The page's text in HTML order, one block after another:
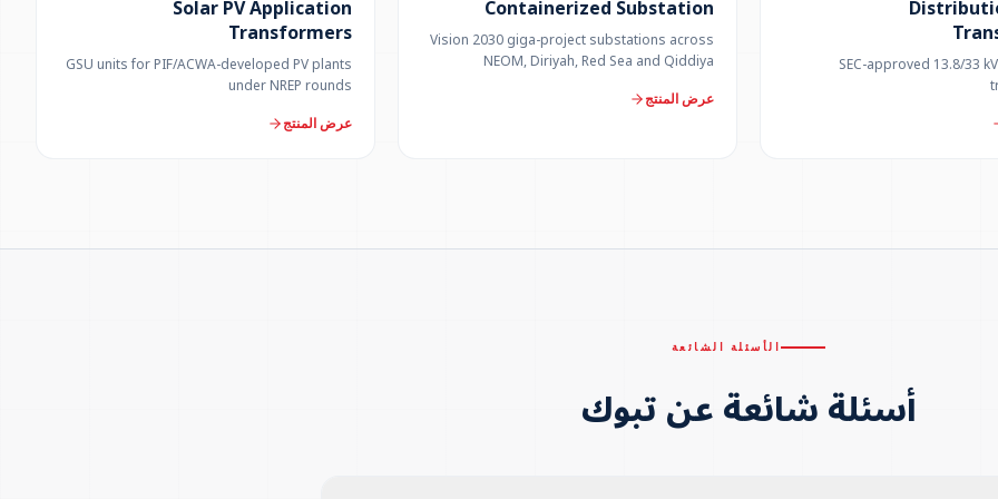
SEC-approved 13.8/33
Containerized Substation
Vision 2030 giga-project substations across
NEOM, Diriyah, Red Sea and Qiddiya
عرض المنتج
Solar PV Application
Transformers
GSU units for PIF/ACWA-developed PV plants
under NREP rounds
عرض المنتج
الأسئلة الشائعة
أسئلة شائعة عن تبوك